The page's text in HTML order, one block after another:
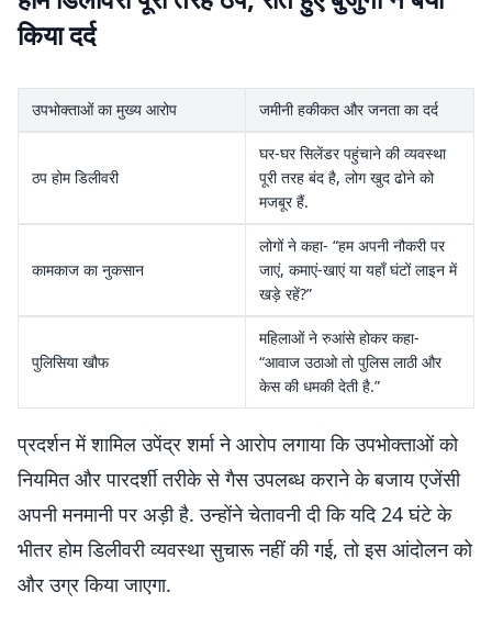
किया दर्द
उपभोक्ताओं का मुख्य आरोप जमीनी हकीकत और जनता का दर्द
ठप होम डिलीवरी
घर-घर सिलेंडर पहुंचाने की व्यवस्था
पूरी तरह बंद है, लोग खुद ढोने को
मजबूर हैं.
कामकाज का नुकसान
लोगों ने कहा- “हम अपनी नौकरी पर
जाएं, कमाएं-खाएं या यहाँ घंटों लाइन में
खड़े रहें?”
पुलिसिया खौफ
महिलाओं ने रुआंसे होकर कहा-
“आवाज उठाओ तो पुलिस लाठी और
केस की धमकी देती है.”
प्रदर्शन में शामिल उपेंद्र शर्मा ने आरोप लगाया कि उपभोक्ताओं को
नियमित और पारदर्शी तरीके से गैस उपलब्ध कराने के बजाय एजेंसी
अपनी मनमानी पर अड़ी है. उन्होंने चेतावनी दी कि यदि 24 घंटे के
भीतर होम डिलीवरी व्यवस्था सुचारू नहीं की गई, तो इस आंदोलन को
और उग्र किया जाएगा.